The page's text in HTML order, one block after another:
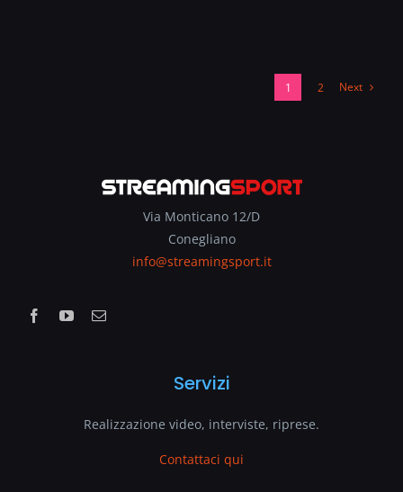
1 2 Next
Via Monticano 12/D
Conegliano
info@streamingsport.it
Servizi
Realizzazione video, interviste, riprese.
Contattaci qui